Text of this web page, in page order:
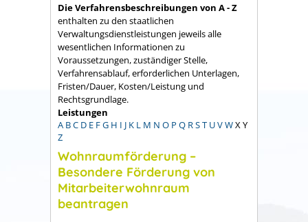
Die Verfahrensbeschreibungen von A - Z
enthalten zu den staatlichen
Verwaltungsdienstleistungen jeweils alle
wesentlichen Informationen zu
Voraussetzungen, zuständiger Stelle,
Verfahrensablauf, erforderlichen Unterlagen,
Fristen/Dauer, Kosten/Leistung und
Rechtsgrundlage.
Leistungen
A BC D E FG H I J K L M N O P Q RST UVWX Y
Z
Wohnraumförderung –
Besondere Förderung von
Mitarbeiterwohnraum
beantragen